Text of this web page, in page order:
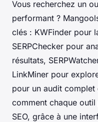
Vous recherchez un
performant ?
clés : KWFinder pour
SERPChecker pour
résultats,
LinkMiner pour
pour un audit
comment chaque
SEO, grâce à une